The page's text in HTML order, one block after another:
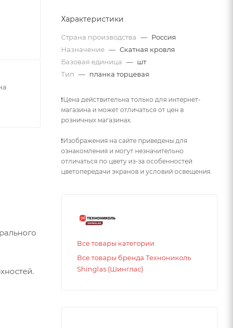
Характеристики
Страна производства — Россия
Назначение — Скатная кровля
Базовая единица — шт
Тип — планка торцевая
❗Цена действительна только для интернет-
магазина и может отличаться от цен в
розничных магазинах.
❗Изображения на сайте приведены для
ознакомления и могут незначительно
отличаться по цвету из-за особенностей
цветопередачи экранов и условий освещения.
Все товары категории
Все товары бренда Технониколь
Shinglas (Шинглас)